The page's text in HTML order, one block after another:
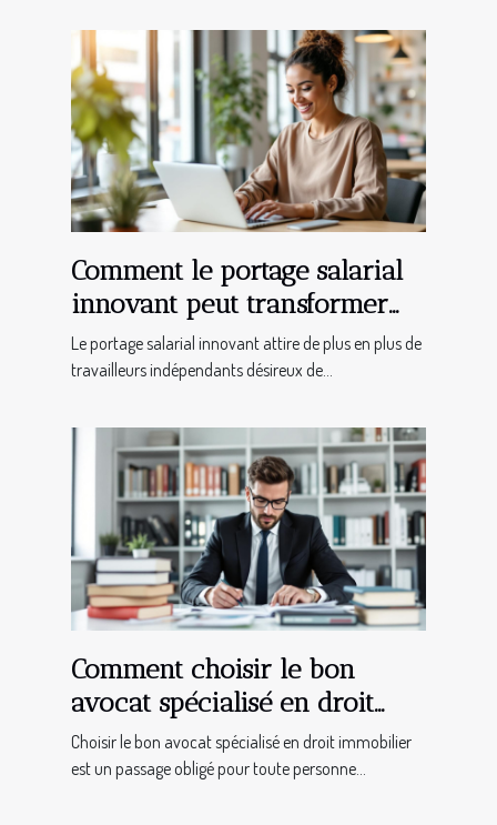
Comment le portage salarial
innovant peut transformer
votre carrière de freelance ?
Le portage salarial innovant attire de plus en plus de
travailleurs indépendants désireux de...
Comment choisir le bon
avocat spécialisé en droit
immobilier ?
Choisir le bon avocat spécialisé en droit immobilier
est un passage obligé pour toute personne...